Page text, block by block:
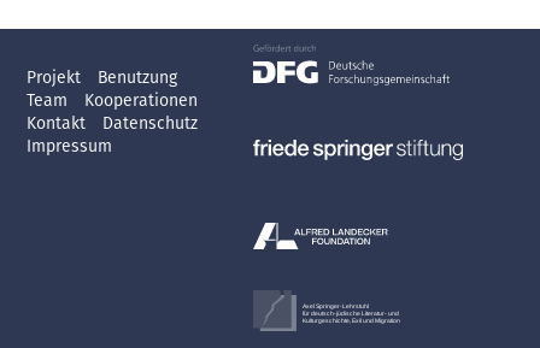
Projekt
Benutzung
Team
Kooperationen
Kontakt
Datenschutz
Impressum
Axel Springer-Lehrstuhl
für deutsch-jüdische Literatur- und
Kulturgeschichte, Exil und Migration